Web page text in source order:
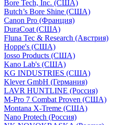
Bore Tech, Inc. (США)
Butch’s Bore Shine (СШA)
Canon Pro (Франция)
DuraCoat (США)
Fluna Tec & Research (Австрия)
Hoppe's (США)
Iosso Products (США)
Kano Lab's (США)
KG INDUSTRIES (США)
Klever GmbH (Германия)
LAVR HUNTLINE (Россия)
M-Pro 7 Combat Proven (СШA)
Montana X-Treme (США)
Nano Protech (Россия)